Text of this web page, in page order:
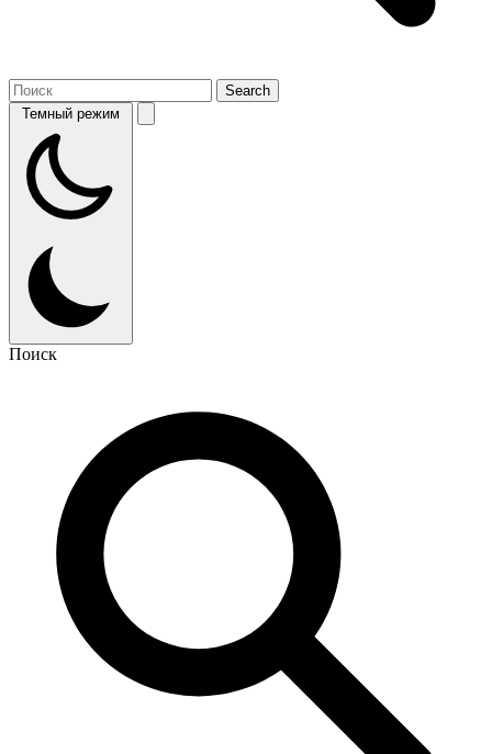
Темный режим
Поиск